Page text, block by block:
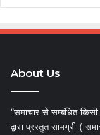
About Us
“समाचार से सम्बंधित
द्वारा प्रस्तुत सामग्री (